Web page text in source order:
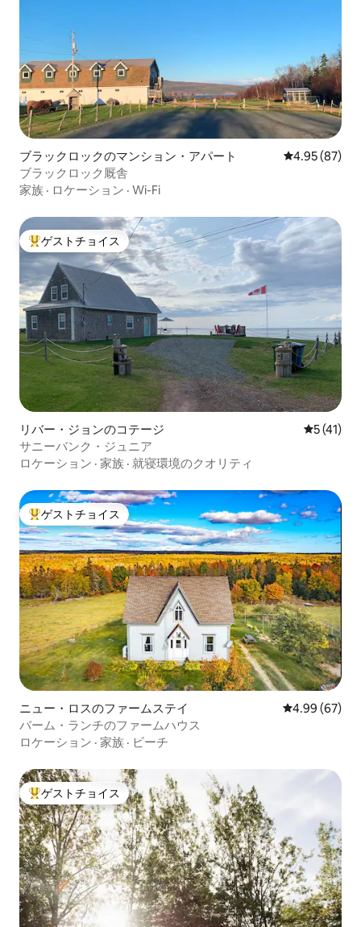
ブラックロックのマンション・アパート レビュー87
4.95 (87)
ブラックロック厩舎
家族 · ロケーション · Wi-Fi
大好評のゲストチョイスです。
ゲストチョイス
リバー・ジョンのコテージ レビュー
5 (41)
サニーバンク・ジュニア
ロケーション · 家族 · 就寝環境のクオリティ
大好評のゲストチョイスです。
ゲストチョイス
ニュー・ロスのファームステイ レビュー67
4.99 (67)
バーム・ランチのファームハウス
ロケーション · 家族 · ビーチ
大好評のゲストチョイスです。
ゲストチョイス